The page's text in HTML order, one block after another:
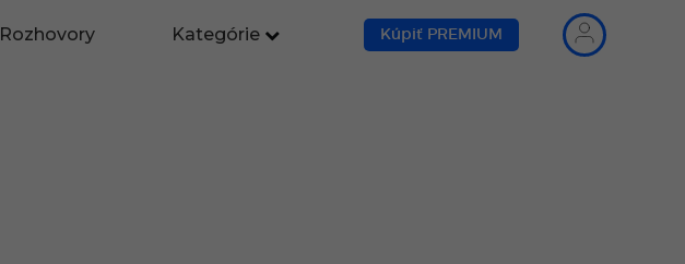
Rozhovory Kategórie Kúpiť PREMIUM